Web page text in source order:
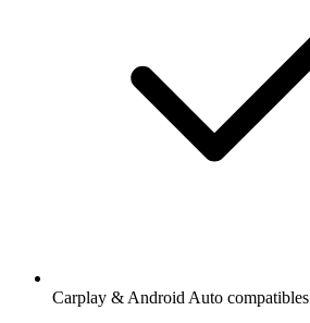
Carplay & Android Auto compatibles